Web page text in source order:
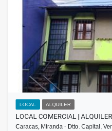
LOCAL ALQUILER
LOCAL COMERCIAL |
Caracas, Miranda - Dtto. Capital,